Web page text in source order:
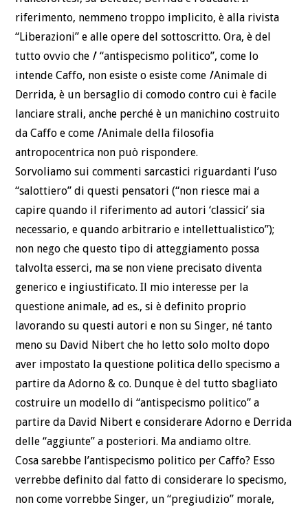
riferimento, nemmeno troppo implicito, è alla rivista
“Liberazioni” e alle opere del sottoscritto. Ora, è del
tutto ovvio che l’ “antispecismo politico”, come lo
intende Caffo, non esiste o esiste come l’Animale di
Derrida, è un bersaglio di comodo contro cui è facile
lanciare strali, anche perché è un manichino costruito
da Caffo e come l’Animale della filosofia
antropocentrica non può rispondere.
Sorvoliamo sui commenti sarcastici riguardanti l’uso
“salottiero” di questi pensatori (“non riesce mai a
capire quando il riferimento ad autori ‘classici’ sia
necessario, e quando arbitrario e intellettualistico”);
non nego che questo tipo di atteggiamento possa
talvolta esserci, ma se non viene precisato diventa
generico e ingiustificato. Il mio interesse per la
questione animale, ad es., si è definito proprio
lavorando su questi autori e non su Singer, né tanto
meno su David Nibert che ho letto solo molto dopo
aver impostato la questione politica dello specismo a
partire da Adorno & co. Dunque è del tutto sbagliato
costruire un modello di “antispecismo politico” a
partire da David Nibert e considerare Adorno e Derrida
delle “aggiunte” a posteriori. Ma andiamo oltre.
Cosa sarebbe l’antispecismo politico per Caffo? Esso
verrebbe definito dal fatto di considerare lo specismo,
non come vorrebbe Singer, un “pregiudizio” morale,